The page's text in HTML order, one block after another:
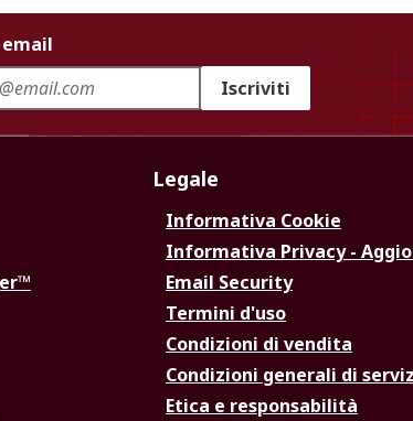
Iscriviti
Legale
Informativa Cookie
Informativa Privacy -
Email Security
Termini d'uso
Condizioni di vendita
Condizioni generali di
Etica e responsabilità